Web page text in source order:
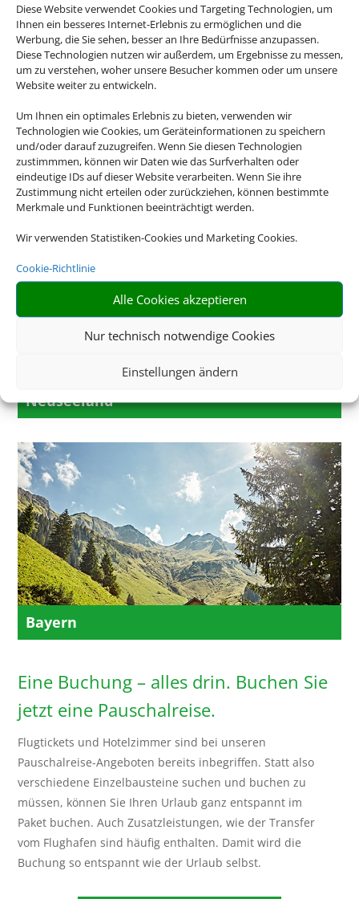
Diese Website verwendet Cookies und Targeting Technologien, um
Ihnen ein besseres Internet-Erlebnis zu ermöglichen und die
Werbung, die Sie sehen, besser an Ihre Bedürfnisse anzupassen.
Diese Technologien nutzen wir außerdem, um Ergebnisse zu messen,
um zu verstehen, woher unsere Besucher kommen oder um unsere
Website weiter zu entwickeln.
Um Ihnen ein optimales Erlebnis zu bieten, verwenden wir
Technologien wie Cookies, um Geräteinformationen zu speichern
und/oder darauf zuzugreifen. Wenn Sie diesen Technologien
zustimmmen, können wir Daten wie das Surfverhalten oder
eindeutige IDs auf dieser Website verarbeiten. Wenn Sie ihre
Zustimmung nicht erteilen oder zurückziehen, können bestimmte
Merkmale und Funktionen beeinträchtigt werden.
Wir verwenden Statistiken-Cookies und Marketing Cookies.
Cookie-Richtlinie
Alle Cookies akzeptieren
Nur technisch notwendige Cookies
Einstellungen ändern
Island
Neuseeland
Bayern
Eine Buchung – alles drin. Buchen Sie
jetzt eine Pauschalreise.
Flugtickets und Hotelzimmer sind bei unseren
Pauschalreise-Angeboten bereits inbegriffen. Statt also
verschiedene Einzelbausteine suchen und buchen zu
müssen, können Sie Ihren Urlaub ganz entspannt im
Paket buchen. Auch Zusatzleistungen, wie der Transfer
vom Flughafen sind häufig enthalten. Damit wird die
Buchung so entspannt wie der Urlaub selbst.